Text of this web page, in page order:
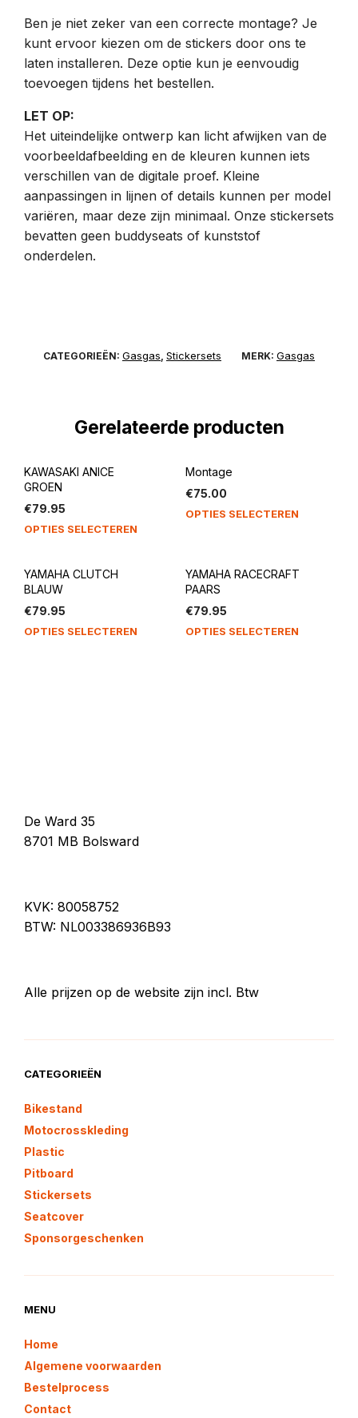
Ben je niet zeker van een correcte montage? Je
kunt ervoor kiezen om de stickers door ons te
laten installeren. Deze optie kun je eenvoudig
toevoegen tijdens het bestellen.
LET OP:
Het uiteindelijke ontwerp kan licht afwijken van de
voorbeeldafbeelding en de kleuren kunnen iets
verschillen van de digitale proef. Kleine
aanpassingen in lijnen of details kunnen per model
variëren, maar deze zijn minimaal. Onze stickersets
bevatten geen buddyseats of kunststof
onderdelen.
CATEGORIEËN: Gasgas Stickersets MERK: Gasgas
Gerelateerde producten
KAWASAKI ANICE
GROEN
€79.95
OPTIES SELECTEREN
Montage
€75.00
OPTIES SELECTEREN
YAMAHA CLUTCH
BLAUW
€79.95
OPTIES SELECTEREN
YAMAHA RACECRAFT
PAARS
€79.95
OPTIES SELECTEREN
De Ward 35
8701 MB Bolsward
KVK: 80058752
BTW: NL003386936B93
Alle prijzen op de website zijn incl. Btw
CATEGORIEËN
Bikestand
Motocrosskleding
Plastic
Pitboard
Stickersets
Seatcover
Sponsorgeschenken
MENU
Home
Algemene voorwaarden
Bestelprocess
Contact